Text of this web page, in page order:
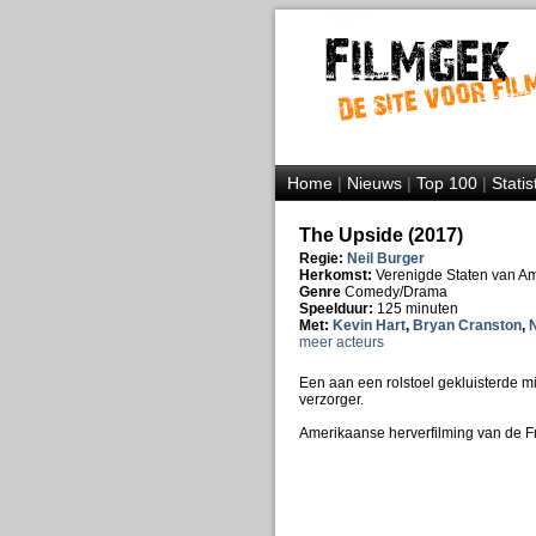
Home|Nieuws|Top 100|
The Upside (2017)
Regie: Neil Burger
Herkomst: Verenigde Staten van
Genre Comedy/Drama
Speelduur: 125 minuten
Met: Kevin Hart, Bryan Cranston,
meer acteurs
Een aan een rolstoel gekluisterde
verzorger.
Amerikaanse herverfilming van de